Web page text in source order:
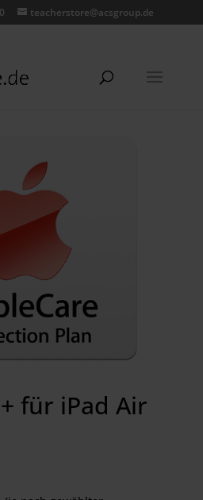
teacherstore@acsgroup.de
für iPad Air